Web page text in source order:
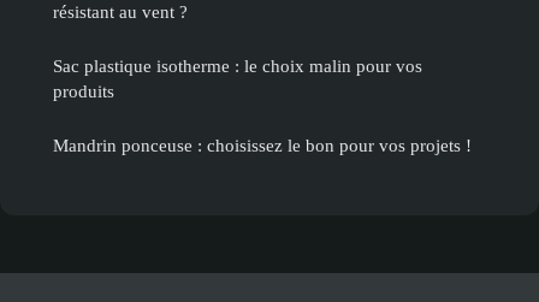
résistant au vent ?
Sac plastique isotherme : le choix malin pour vos
produits
Mandrin ponceuse : choisissez le bon pour vos projets !